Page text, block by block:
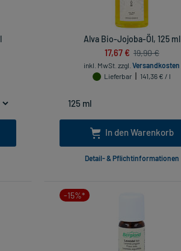
Alva Bio-Jojoba-Öl, 125 ml
17,67 € 19,90 €
inkl. MwSt. zzgl.Versandkosten
Lieferbar
141,36 € / l
In den Warenkorb
Detail- & Pflichtinformationen
-15%*